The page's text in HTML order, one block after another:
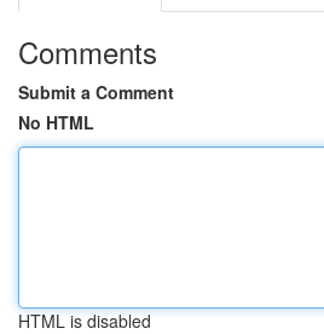
Comments
Submit a Comment
No HTML
HTML is disabled